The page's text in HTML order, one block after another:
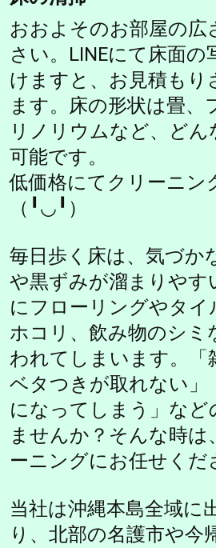
おおよそのお部屋の広
さい。LINEにて床面の
けますと、お見積もり
ます。床の形状は畳、
リノリウムなど、どん
可能です。
低価格にてクリーニン
（╹◡╹）
毎日歩く床は、気づか
や黒ずみが溜まりやす
にフローリングやタイ
ホコリ、飲み物のシミ
われてしまいます。「
ベタつきが取れない」
になってしまう」など
ませんか？そんな時は
ーニングにお任せくだ
当社は沖縄本島全域に
り、北部の名護市や今